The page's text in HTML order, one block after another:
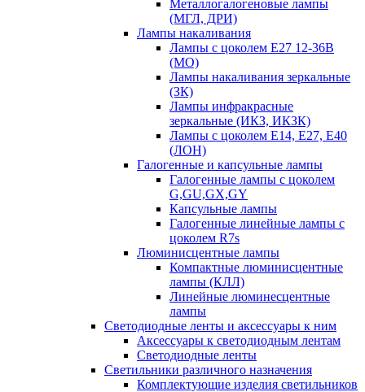
Металлогалогеновые лампы
(МГЛ, ДРИ)
Лампы накаливания
Лампы с цоколем Е27 12-36В
(МО)
Лампы накаливания зеркальные
(ЗК)
Лампы инфракрасные
зеркальные (ИКЗ, ИКЗК)
Лампы с цоколем Е14, Е27, Е40
(ЛОН)
Галогенные и капсульные лампы
Галогенные лампы с цоколем
G,GU,GX,GY
Капсульные лампы
Галогенные линейные лампы с
цоколем R7s
Люминисцентные лампы
Компактные люминисцентные
лампы (КЛЛ)
Линейные люминесцентные
лампы
Светодиодные ленты и аксессуары к ним
Аксессуары к светодиодным лентам
Светодиодные ленты
Светильники различного назначения
Комплектующие изделия светильников